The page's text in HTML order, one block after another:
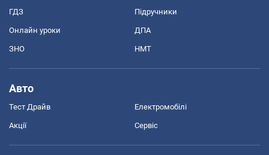
ГДЗ Підручники
Онлайн уроки ДПА
ЗНО НМТ
Авто
Тест Драйв Електромобілі
Акції Сервіс